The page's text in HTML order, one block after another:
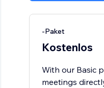
-Paket
Kostenlos
With our Basic
meetings